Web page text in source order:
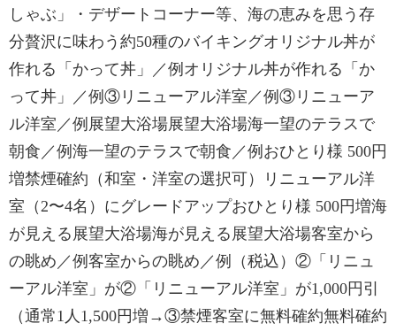
しゃぶ」・デザートコーナー等、海の恵みを思う存
分贅沢に味わう約50種のバイキングオリジナル丼が
作れる「かって丼」／例オリジナル丼が作れる「か
って丼」／例③リニューアル洋室／例③リニューア
ル洋室／例展望大浴場展望大浴場海一望のテラスで
朝食／例海一望のテラスで朝食／例おひとり様 500円
増禁煙確約（和室・洋室の選択可）リニューアル洋
室（2〜4名）にグレードアップおひとり様 500円増海
が見える展望大浴場海が見える展望大浴場客室から
の眺め／例客室からの眺め／例（税込）②「リニュ
ーアル洋室」が②「リニューアル洋室」が1,000円引
（通常1人1,500円増→③禁煙客室に無料確約無料確約